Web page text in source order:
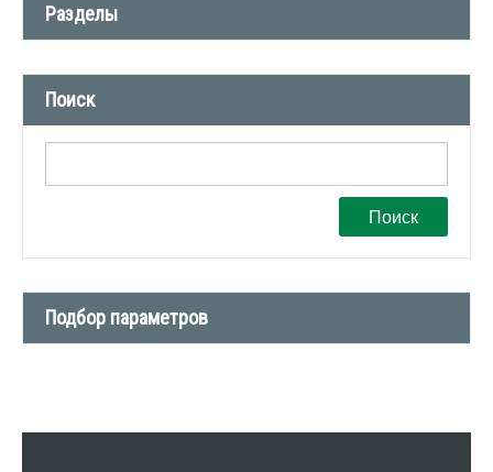
Разделы
Новости компании (509)
СМИ о нас (1)
Поиск
Поиск
Подбор параметров